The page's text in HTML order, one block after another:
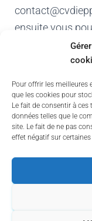
Pour offrir les meilleures
que les cookies pour
Le fait de consentir à
données telles que le
site. Le fait de ne pas
effet négatif sur
ensuite vous
d’inscription ci-
Contrat de
Fiche